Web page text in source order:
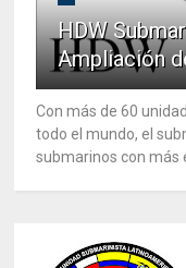
HDW
Ampliación
Con más de 60
todo el mundo, el
submarinos con más